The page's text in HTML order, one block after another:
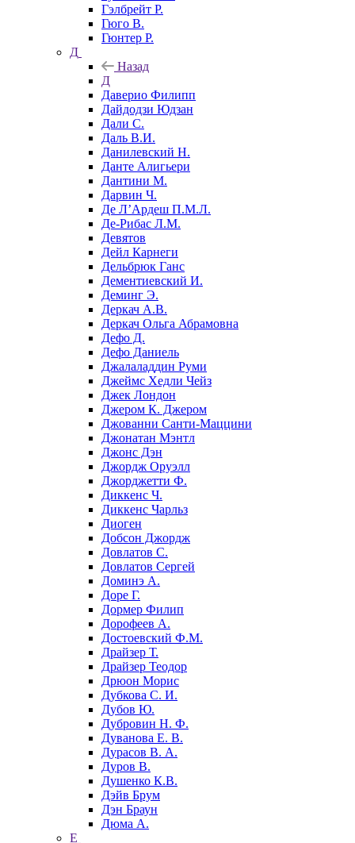
Гэлбрейт Р.
Гюго В.
Гюнтер Р.
Д
Назад
Д
Даверио Филипп
Дайдодзи Юдзан
Дали С.
Даль В.И.
Данилевский Н.
Данте Алигьери
Дантини М.
Дарвин Ч.
Де Л’Ардеш П.М.Л.
Де-Рибас Л.М.
Девятов
Дейл Карнеги
Дельбрюк Ганс
Дементиевский И.
Деминг Э.
Деркач А.В.
Деркач Ольга Абрамовна
Дефо Д.
Дефо Даниель
Джалаладдин Руми
Джеймс Хедли Чейз
Джек Лондон
Джером К. Джером
Джованни Санти-Маццини
Джонатан Мэнтл
Джонс Дэн
Джордж Оруэлл
Джорджетти Ф.
Диккенс Ч.
Диккенс Чарльз
Диоген
Добсон Джордж
Довлатов С.
Довлатов Сергей
Доминэ А.
Доре Г.
Дормер Филип
Дорофеев А.
Достоевский Ф.М.
Драйзер Т.
Драйзер Теодор
Дрюон Морис
Дубкова С. И.
Дубов Ю.
Дубровин Н. Ф.
Дуванова Е. В.
Дурасов В. А.
Дуров В.
Душенко К.В.
Дэйв Брум
Дэн Браун
Дюма А.
Е